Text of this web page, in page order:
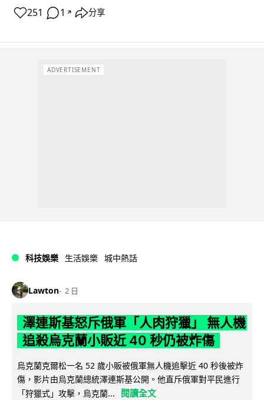
251 1 ↗ 分享
ADVERTISEMENT
科技娛樂 生活娛樂 城中熱話
Lawton 2 日
澤連斯基怒斥俄軍「人肉狩獵」 無人機
追殺烏克蘭小販近 40 秒仍被炸傷
烏克蘭克爾松一名 52 歲小販被俄軍無人機追擊近 40 秒後被炸
傷，影片由烏克蘭總統澤連斯基公開。他直斥俄軍對平民進行
「狩獵式」攻擊，烏克蘭...
閱讀全文